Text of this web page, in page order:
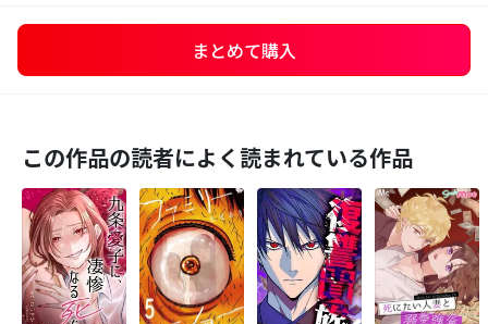
まとめて購入
この作品の読者によく読まれている作品